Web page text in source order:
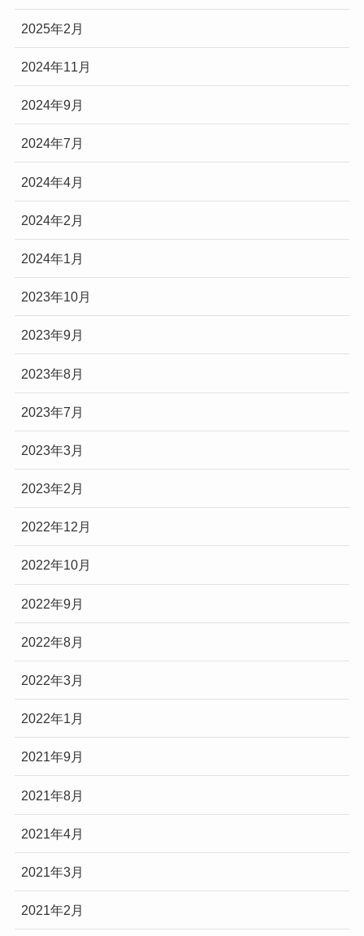
2025年2月
2024年11月
2024年9月
2024年7月
2024年4月
2024年2月
2024年1月
2023年10月
2023年9月
2023年8月
2023年7月
2023年3月
2023年2月
2022年12月
2022年10月
2022年9月
2022年8月
2022年3月
2022年1月
2021年9月
2021年8月
2021年4月
2021年3月
2021年2月